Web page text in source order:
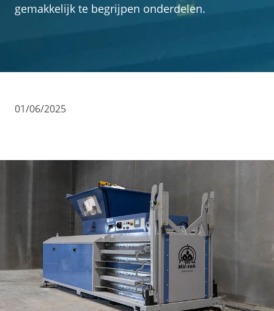
gemakkelijk te begrijpen onderdelen.
01/06/2025